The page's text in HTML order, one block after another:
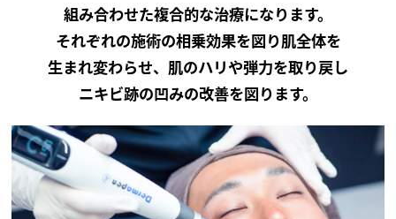
組み合わせた複合的な治療になります。
それぞれの施術の相乗効果を図り肌全体を
生まれ変わらせ、 肌のハリや弾力を取り戻し
ニキビ跡の凹みの改善を図ります。